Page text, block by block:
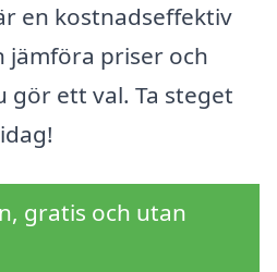
en kostnadseffektiv
jämföra priser och
gör ett val. Ta steget
gratis och utan